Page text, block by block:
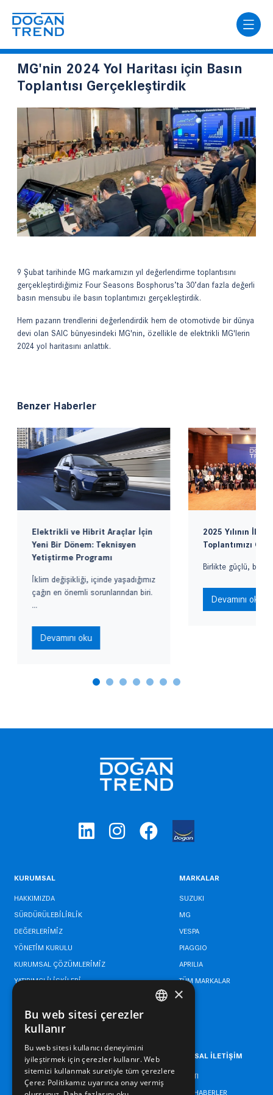
MG'nin 2024 Yol Haritası için Basın
Toplantısı Gerçekleştirdik
9 Şubat tarihinde MG markamızın yıl değerlendirme toplantısını
gerçekleştirdiğimiz Four Seasons Bosphorus’ta 30’dan fazla değerli
basın mensubu ile basın toplantımızı gerçekleştirdik.
Hem pazarın trendlerini değerlendirdik hem de otomotivde bir dünya
devi olan SAIC bünyesindeki MG'nin, özellikle de elektrikli MG'lerin
2024 yol haritasını anlattık.
Benzer Haberler
Elektrikli ve Hibrit Araçlar İçin
Yeni Bir Dönem: Teknisyen
Yetiştirme Programı
İklim değişikliği, içinde yaşadığımız
çağın en önemli sorunlarından biri.
...
Devamını oku
2025 Yılının İlk
Toplantımızı
Birlikte güçlü,
Devamını oku
KURUMSAL
HAKKIMIZDA
SÜRDÜRÜLEBİLİRLİK
DEĞERLERİMİZ
YÖNETİM KURULU
KURUMSAL ÇÖZÜMLERİMİZ
YATIRIMCI İLİŞKİLERİ
YÖNETİM SİSTEMLERİ POLİTİKASI
MARKALAR
SUZUKI
MG
VESPA
PIAGGIO
APRILIA
TÜM MARKALAR
KARİYER KURUMSAL İLETİŞİM
ETİK HATTI
BİZDEN HABERLER
TURKISH
×
Bu web sitesi çerezler
kullanır
Bu web sitesi kullanıcı deneyimini
iyileştirmek için çerezler kullanır. Web
sitemizi kullanmak suretiyle tüm çerezlere
Çerez Politikamız uyarınca onay vermiş